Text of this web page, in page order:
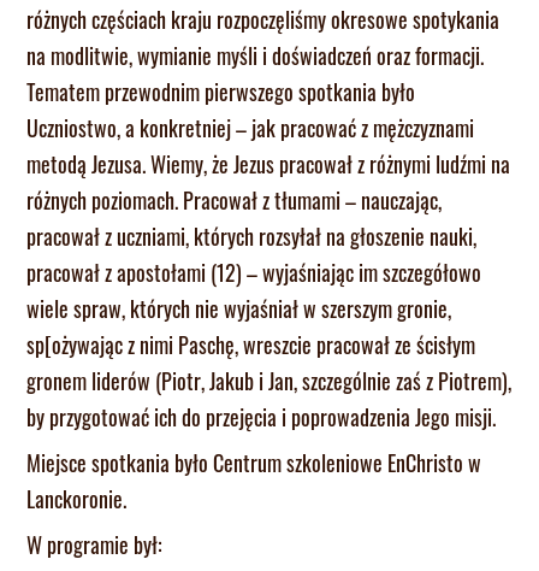
różnych częściach kraju rozpoczęliśmy okresowe spotykania
na modlitwie, wymianie myśli i doświadczeń oraz formacji.
Tematem przewodnim pierwszego spotkania było
Uczniostwo, a konkretniej – jak pracować z mężczyznami
metodą Jezusa. Wiemy, że Jezus pracował z różnymi ludźmi na
różnych poziomach. Pracował z tłumami – nauczając,
pracował z uczniami, których rozsyłał na głoszenie nauki,
pracował z apostołami (12) – wyjaśniając im szczegółowo
wiele spraw, których nie wyjaśniał w szerszym gronie,
sp[ożywając z nimi Paschę, wreszcie pracował ze ścisłym
gronem liderów (Piotr, Jakub i Jan, szczególnie zaś z Piotrem),
by przygotować ich do przejęcia i poprowadzenia Jego misji.
Miejsce spotkania było Centrum szkoleniowe EnChristo w
Lanckoronie.
W programie był: